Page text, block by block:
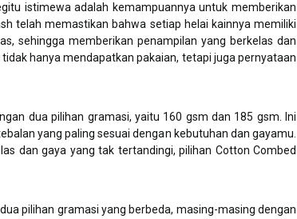
istimewa adalah kemampuannya untuk memberikan
telah memastikan bahwa setiap helai kainnya memiliki
sehingga memberikan penampilan yang berkelas dan
hanya mendapatkan pakaian, tetapi juga pernyataan
dua pilihan gramasi, yaitu 160 gsm dan 185 gsm. Ini
yang paling sesuai dengan kebutuhan dan gayamu.
dan gaya yang tak tertandingi, pilihan Cotton Combed
pilihan gramasi yang berbeda, masing-masing dengan